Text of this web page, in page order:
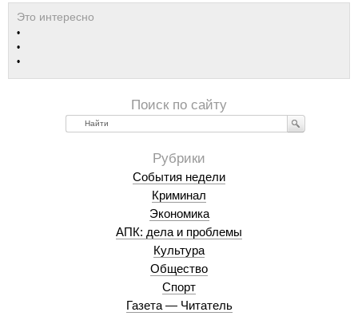
Найти
События недели
Криминал
Экономика
АПК: дела и проблемы
Культура
Общество
Спорт
Газета — Читатель